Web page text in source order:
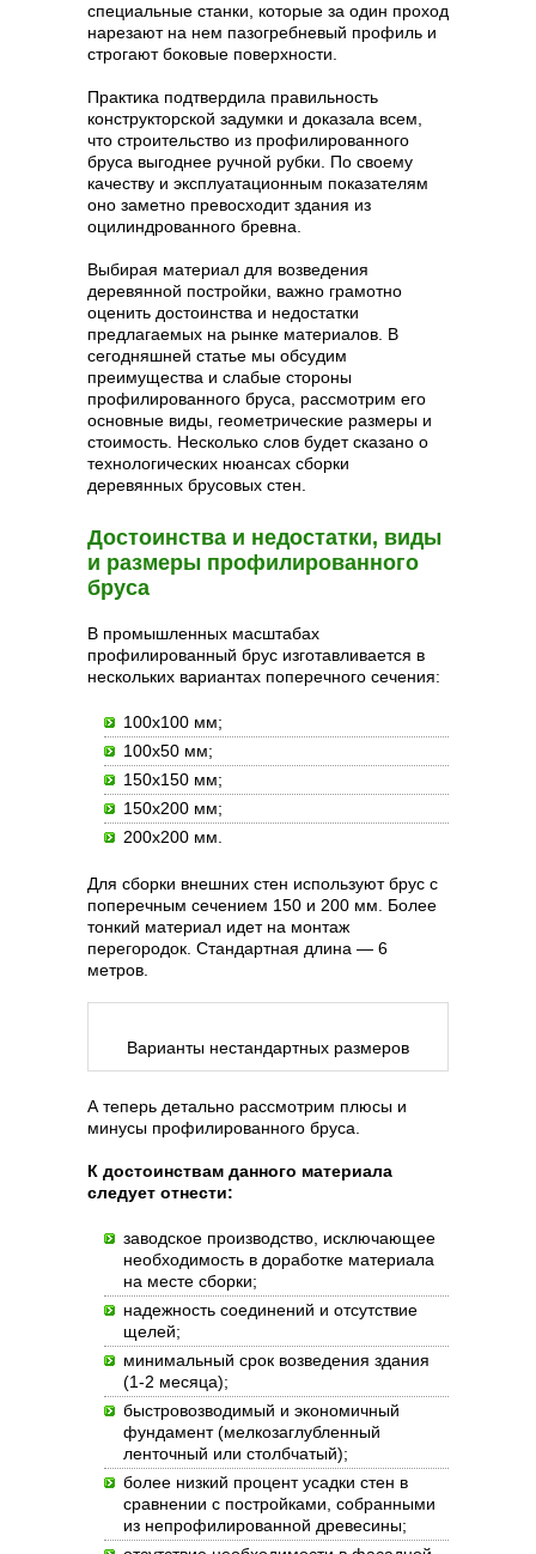
специальные станки, которые за один проход
нарезают на нем пазогребневый профиль и
строгают боковые поверхности.
Практика подтвердила правильность
конструкторской задумки и доказала всем,
что строительство из профилированного
бруса выгоднее ручной рубки. По своему
качеству и эксплуатационным показателям
оно заметно превосходит здания из
оцилиндрованного бревна.
Выбирая материал для возведения
деревянной постройки, важно грамотно
оценить достоинства и недостатки
предлагаемых на рынке материалов. В
сегодняшней статье мы обсудим
преимущества и слабые стороны
профилированного бруса, рассмотрим его
основные виды, геометрические размеры и
стоимость. Несколько слов будет сказано о
технологических нюансах сборки
деревянных брусовых стен.
Достоинства и недостатки, виды
и размеры профилированного
бруса
В промышленных масштабах
профилированный брус изготавливается в
нескольких вариантах поперечного сечения:
100х100 мм;
100х50 мм;
150х150 мм;
150х200 мм;
200х200 мм.
Для сборки внешних стен используют брус с
поперечным сечением 150 и 200 мм. Более
тонкий материал идет на монтаж
перегородок. Стандартная длина — 6
метров.
Варианты нестандартных размеров
А теперь детально рассмотрим плюсы и
минусы профилированного бруса.
К достоинствам данного материала
следует отнести:
заводское производство, исключающее
необходимость в доработке материала
на месте сборки;
надежность соединений и отсутствие
щелей;
минимальный срок возведения здания
(1-2 месяца);
быстровозводимый и экономичный
фундамент (мелкозаглубленный
ленточный или столбчатый);
более низкий процент усадки стен в
сравнении с постройками, собранными
из непрофилированной древесины;